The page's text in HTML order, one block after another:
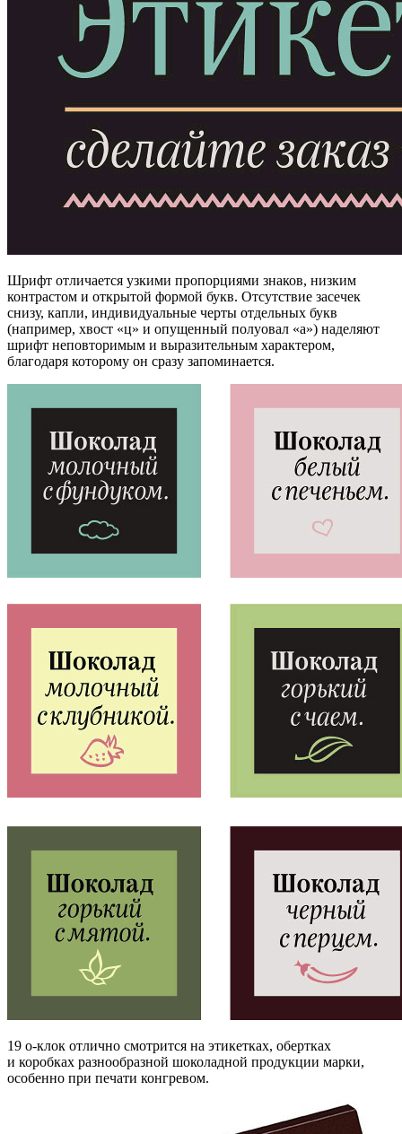
Шрифт отличается узкими пропорциями знаков, низким
контрастом и открытой формой букв. Отсутствие засечек
снизу, капли, индивидуальные черты отдельных букв
(например, хвост «ц» и опущенный полуовал «а») наделяют
шрифт неповторимым и выразительным характером,
благодаря которому он сразу запоминается.
19 о-клок отлично смотрится на этикетках, обертках
и коробках разнообразной шоколадной продукции марки,
особенно при печати конгревом.